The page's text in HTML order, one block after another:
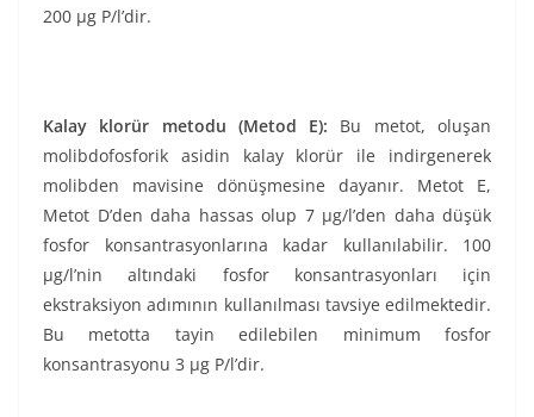
200 µg P/l’dir.
Kalay klorür metodu (Metod E): Bu metot, oluşan
molibdofosforik asidin kalay klorür ile indirgenerek
molibden mavisine dönüşmesine dayanır. Metot E,
Metot D’den daha hassas olup 7 µg/l’den daha düşük
fosfor konsantrasyonlarına kadar kullanılabilir. 100
µg/l’nin altındaki fosfor konsantrasyonları için
ekstraksiyon adımının kullanılması tavsiye edilmektedir.
Bu metotta tayin edilebilen minimum fosfor
konsantrasyonu 3 µg P/l’dir.